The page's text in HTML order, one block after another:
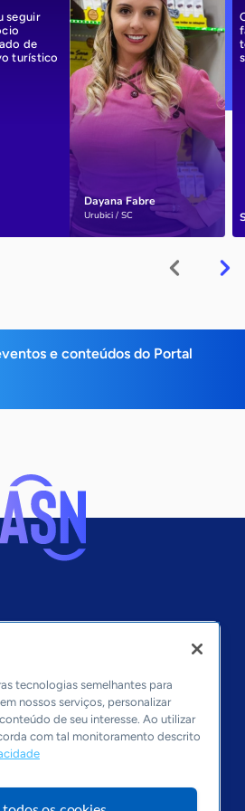
Dayana Fabre
Urubici / SC
seguir
de
turístico
e conteúdos do Portal
tecnologias semelhantes para
nossos serviços, personalizar
de seu interesse. Ao utilizar
com tal monitoramento descrito